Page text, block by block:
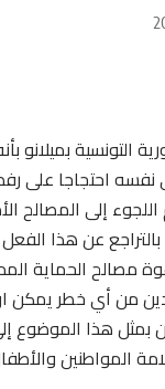
التونسية بميلانو
نفسه احتجاجا
إلى المصالح
عن هذا
مصالح الحماية
من أي خطر يمكن
بمثل هذا
المواطنين